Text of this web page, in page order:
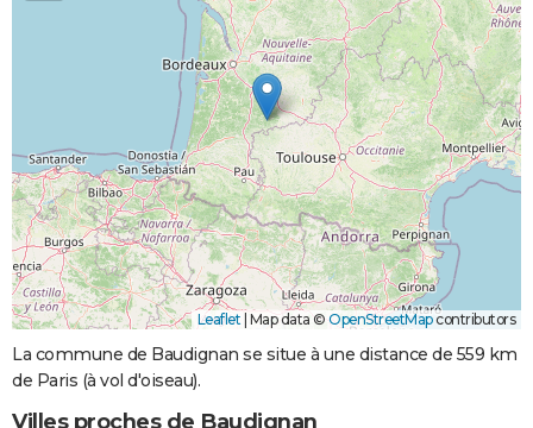
Leaflet Map data © OpenStreetMapcontributors
La commune de Baudignan se situe à une distance de 559 km
de Paris (à vol d'oiseau).
Villes proches de Baudignan